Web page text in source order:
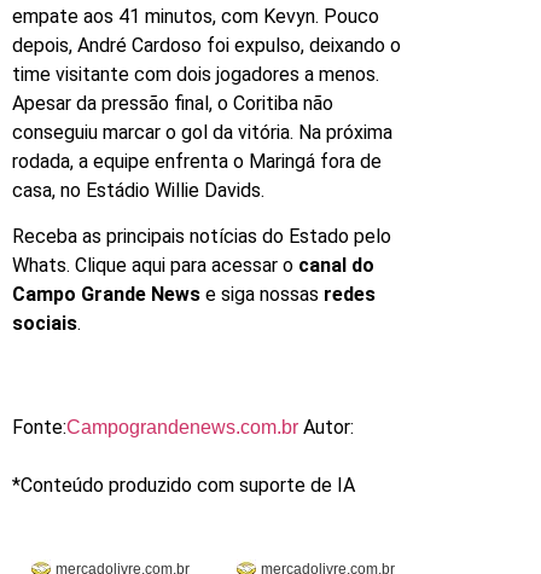
empate aos 41 minutos, com Kevyn. Pouco
depois, André Cardoso foi expulso, deixando o
time visitante com dois jogadores a menos.
Apesar da pressão final, o Coritiba não
conseguiu marcar o gol da vitória. Na próxima
rodada, a equipe enfrenta o Maringá fora de
casa, no Estádio Willie Davids.
Receba as principais notícias do Estado pelo
Whats. Clique aqui para acessar o canal do
Campo Grande News e siga nossas redes
sociais.
Fonte:Campograndenews.com.br Autor:
*Conteúdo produzido com suporte de IA
mercadolivre.com.br mercadolivre.com.br